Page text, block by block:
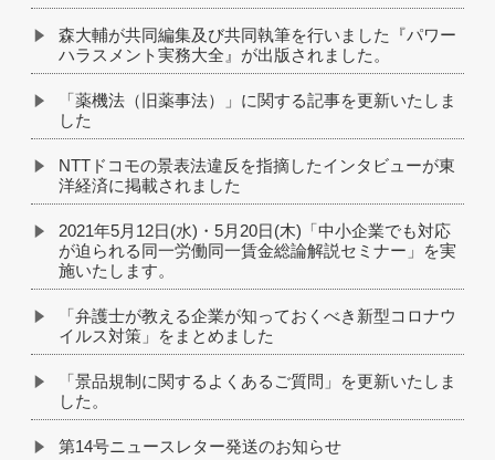
森大輔が共同編集及び共同執筆を行いました『パワー
ハラスメント実務大全』が出版されました。
「薬機法（旧薬事法）」に関する記事を更新いたしま
した
NTTドコモの景表法違反を指摘したインタビューが東
洋経済に掲載されました
2021年5月12日(水)・5月20日(木)「中小企業でも対応
が迫られる同一労働同一賃金総論解説セミナー」を実
施いたします。
「弁護士が教える企業が知っておくべき新型コロナウ
イルス対策」をまとめました
「景品規制に関するよくあるご質問」を更新いたしま
した。
第14号ニュースレター発送のお知らせ